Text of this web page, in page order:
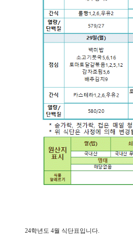
24학년도 4월 식단표입니다.